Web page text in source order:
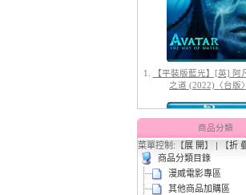
2.【平裝版藍光】[英]
(2026)[台版字幕]
商品分類
菜單控制:【展 開】 | 【折
商品分類目錄
漫威電影專區
其他商品加購區